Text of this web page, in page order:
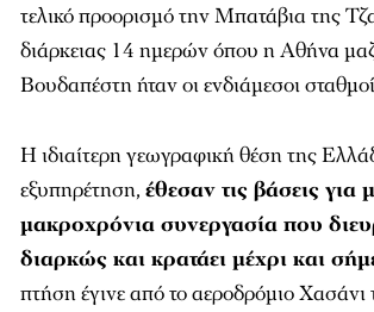
τελικό προορισμό την Μπατάβια της
διάρκειας 14 ημερών όπου η Αθήνα
Βουδαπέστη ήταν οι ενδιάμεσοι
Η ιδιαίτερη γεωγραφική θέση της
εξυπηρέτηση, έθεσαν τις βάσεις για
μακροχρόνια συνεργασία που
διαρκώς και κρατάει μέχρι και
πτήση έγινε από το αεροδρόμιο Χασάνι